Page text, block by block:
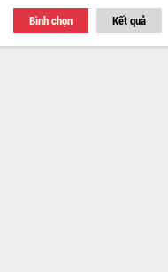
Bình chọn Kết quả